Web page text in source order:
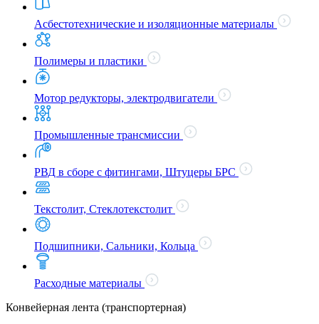
Асбестотехнические и изоляционные материалы
Полимеры и пластики
Мотор редукторы, электродвигатели
Промышленные трансмиссии
РВД в сборе с фитингами, Штуцеры БРС
Текстолит, Стеклотекстолит
Подшипники, Сальники, Кольца
Расходные материалы
Конвейерная лента (транспортерная)